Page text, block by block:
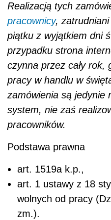
Realizacją tych
pracownicy, zatrudniani
piątku z wyjątkiem dni
przypadku strona
czynna przez cały rok,
pracy w handlu w
zamówienia są jedynie
system, nie zaś
pracowników.
Podstawa prawna
art. 1519a k.p.,
art. 1 ustawy z 18
wolnych od pracy
zm.).